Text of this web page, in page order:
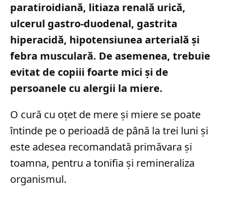
paratiroidiană, litiaza renală urică,
ulcerul gastro-duodenal, gastrita
hiperacidă, hipotensiunea arterială și
febra musculară. De asemenea, trebuie
evitat de copiii foarte mici și de
persoanele cu alergii la miere.
O cură cu oțet de mere și miere se poate
întinde pe o perioadă de până la trei luni și
este adesea recomandată primăvara și
toamna, pentru a tonifia și remineraliza
organismul.